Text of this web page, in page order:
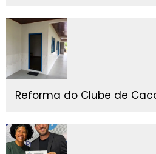
Reforma do Clube de